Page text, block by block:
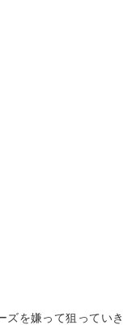
ズを嫌って狙っていき